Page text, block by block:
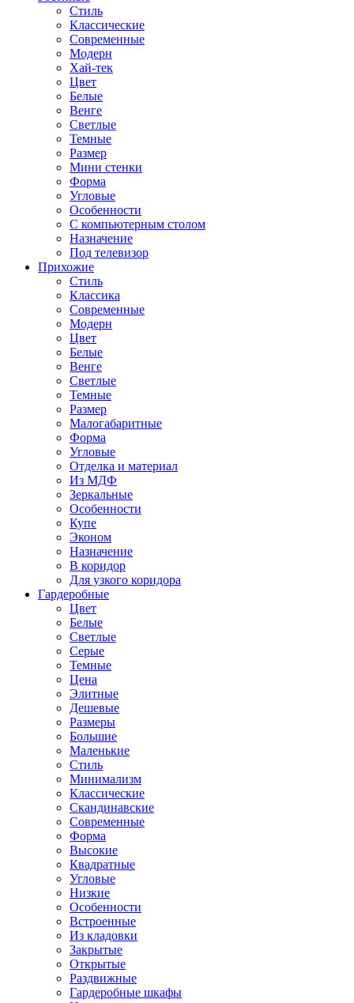
Стиль
Классические
Современные
Модерн
Хай-тек
Цвет
Белые
Венге
Светлые
Темные
Размер
Мини стенки
Форма
Угловые
Особенности
С компьютерным столом
Назначение
Под телевизор
Прихожие
Стиль
Классика
Современные
Модерн
Цвет
Белые
Венге
Светлые
Темные
Размер
Малогабаритные
Форма
Угловые
Отделка и материал
Из МДФ
Зеркальные
Особенности
Купе
Эконом
Назначение
В коридор
Для узкого коридора
Гардеробные
Цвет
Белые
Светлые
Серые
Темные
Цена
Элитные
Дешевые
Размеры
Большие
Маленькие
Стиль
Минимализм
Классические
Скандинавские
Современные
Форма
Высокие
Квадратные
Угловые
Низкие
Особенности
Встроенные
Из кладовки
Закрытые
Открытые
Раздвижные
Гардеробные шкафы